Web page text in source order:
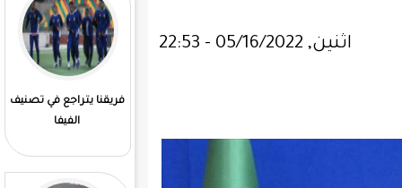
المرابطون يفوزون علي
مدغشقر